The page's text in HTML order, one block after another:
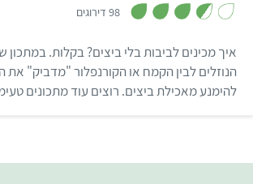
98 דירוגים
ת
ו
5
איך מכינים לביבות בלי ביצים? בקלות. במתכון
להימנע מאכילת ביצים. רוצים עוד מתכונים